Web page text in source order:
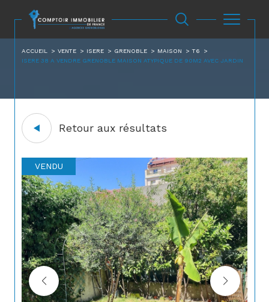
ACCUEIL VENTE ISERE GRENOBLE MAISON
T6
ISERE 38 A VENDRE GRENOBLE MAISON ATYPIQUE DE 90M2 AVEC JARDIN
Retour aux résultats
VENDU